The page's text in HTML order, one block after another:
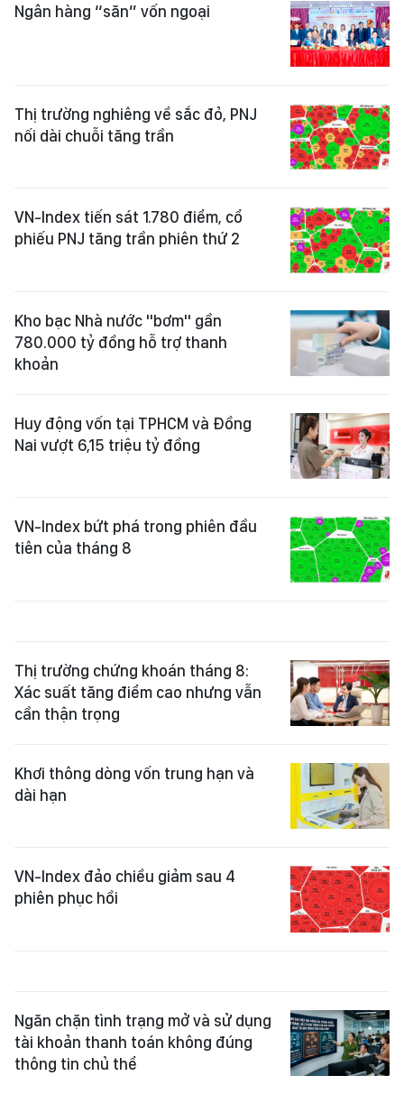
Ngân hàng “săn” vốn ngoại
Thị trường nghiêng về sắc đỏ, PNJ
nối dài chuỗi tăng trần
VN-Index tiến sát 1.780 điểm, cổ
phiếu PNJ tăng trần phiên thứ 2
Kho bạc Nhà nước "bơm" gần
780.000 tỷ đồng hỗ trợ thanh
khoản
Huy động vốn tại TPHCM và Đồng
Nai vượt 6,15 triệu tỷ đồng
VN-Index bứt phá trong phiên đầu
tiên của tháng 8
Thị trường chứng khoán tháng 8:
Xác suất tăng điểm cao nhưng vẫn
cần thận trọng
Khơi thông dòng vốn trung hạn và
dài hạn
VN-Index đảo chiều giảm sau 4
phiên phục hồi
Ngăn chặn tình trạng mở và sử dụng
tài khoản thanh toán không đúng
thông tin chủ thể